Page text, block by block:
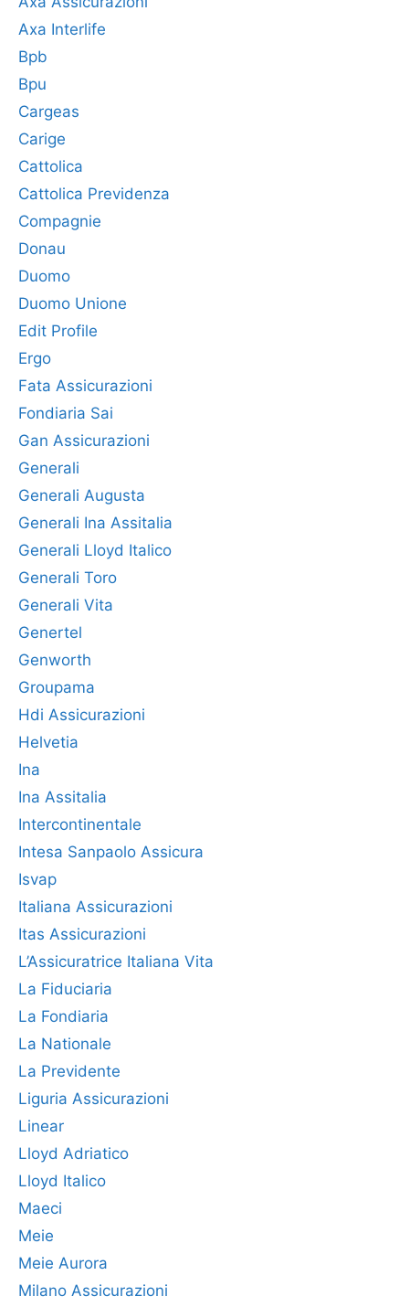
Axa Interlife
Bpb
Bpu
Cargeas
Carige
Cattolica
Cattolica Previdenza
Compagnie
Donau
Duomo
Duomo Unione
Edit Profile
Ergo
Fata Assicurazioni
Fondiaria Sai
Gan Assicurazioni
Generali
Generali Augusta
Generali Ina Assitalia
Generali Lloyd Italico
Generali Toro
Generali Vita
Genertel
Genworth
Groupama
Hdi Assicurazioni
Helvetia
Ina
Ina Assitalia
Intercontinentale
Intesa Sanpaolo Assicura
Isvap
Italiana Assicurazioni
Itas Assicurazioni
L’Assicuratrice Italiana Vita
La Fiduciaria
La Fondiaria
La Nationale
La Previdente
Liguria Assicurazioni
Linear
Lloyd Adriatico
Lloyd Italico
Maeci
Meie
Meie Aurora
Milano Assicurazioni